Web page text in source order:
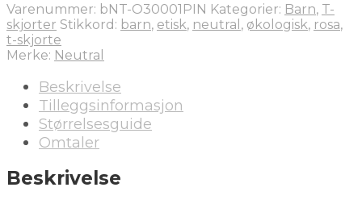
Varenummer: bNT-O30001PIN Kategorier: Barn, T-
skjorter Stikkord: barn, etisk, neutral , økologisk, rosa,
t-skjorte
Merke: Neutral
Beskrivelse
Tilleggsinformasjon
Størrelsesguide
Omtaler
Beskrivelse